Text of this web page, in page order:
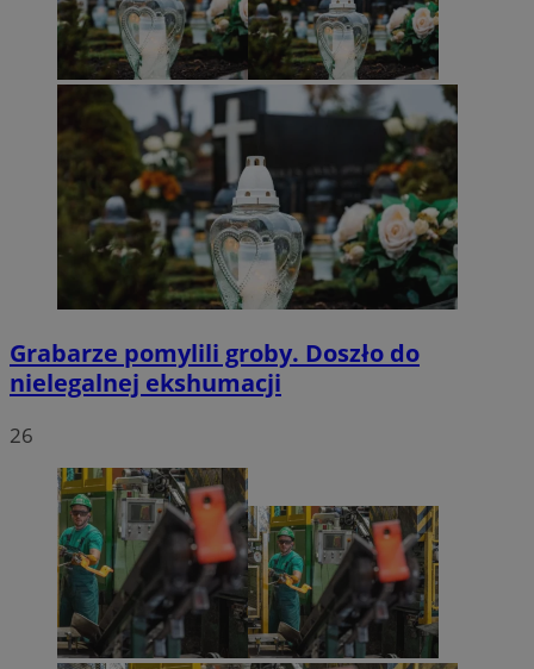
Grabarze pomylili groby. Doszło do
nielegalnej ekshumacji
26